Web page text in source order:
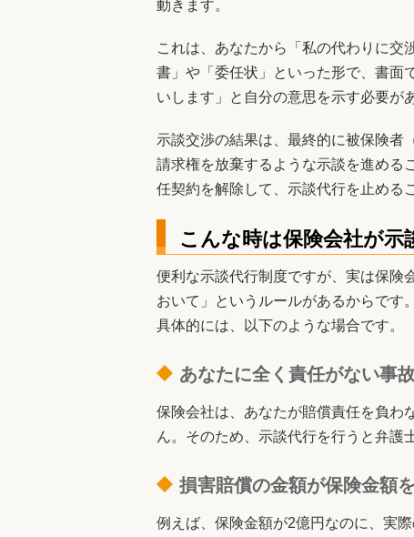
動きます。
これは、あなたから「私の代わりに交
書」や「委任状」といった形で、書面
いします」と自分の意思を示す必要が
示談交渉の結果は、最終的に被保険者
請求権を放棄するような示談を進める
任契約を解除して、示談代行を止める
こんな時は保険会社が示
便利な示談代行制度ですが、実は保険
おいて」というルールがあるからです。
具体的には、以下のような場合です。
あなたに全く責任がない事
保険会社は、あなたが賠償責任を負わ
ん。そのため、示談代行を行うと弁護
損害賠償の金額が保険金額
例えば、保険金額が2億円なのに、実